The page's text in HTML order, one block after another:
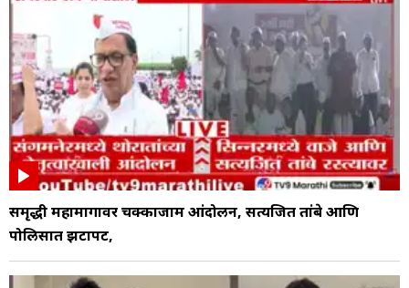
समृद्धी महामार्गावर चक्काजाम आंदोलन, सत्यजित तांबे आणि
पोलिसात झटापट,